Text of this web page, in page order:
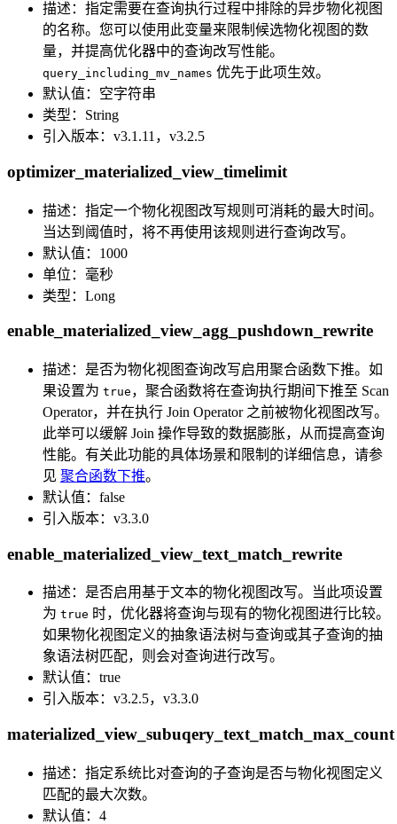
描述：指定需要在查询执行过程中排除的异步物化视图
的名称。您可以使用此变量来限制候选物化视图的数
量，并提高优化器中的查询改写性能。
query_including_mv_names 优先于此项生效。
默认值：空字符串
类型：String
引入版本：v3.1.11，v3.2.5
optimizer_materialized_view_timelimit
描述：指定一个物化视图改写规则可消耗的最大时间。
当达到阈值时，将不再使用该规则进行查询改写。
默认值：1000
单位：毫秒
类型：Long
enable_materialized_view_agg_pushdown_rewrite
描述：是否为物化视图查询改写启用聚合函数下推。如
果设置为 true ，聚合函数将在查询执行期间下推至 Scan
Operator，并在执行 Join Operator 之前被物化视图改写。
此举可以缓解 Join 操作导致的数据膨胀，从而提高查询
性能。有关此功能的具体场景和限制的详细信息，请参
见 聚合函数下推。
默认值：false
引入版本：v3.3.0
enable_materialized_view_text_match_rewrite
描述：是否启用基于文本的物化视图改写。当此项设置
为 true 时，优化器将查询与现有的物化视图进行比较。
如果物化视图定义的抽象语法树与查询或其子查询的抽
象语法树匹配，则会对查询进行改写。
默认值：true
引入版本：v3.2.5，v3.3.0
materialized_view_subuqery_text_match_max_count
描述：指定系统比对查询的子查询是否与物化视图定义
匹配的最大次数。
默认值：4